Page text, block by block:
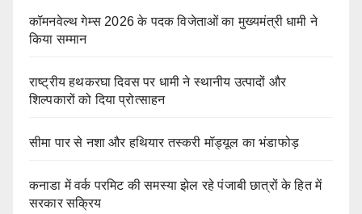
कॉमनवेल्थ गेम्स 2026 के पदक विजेताओं का मुख्यमंत्री धामी ने
किया सम्मान
राष्ट्रीय हथकरघा दिवस पर धामी ने स्थानीय उत्पादों और
शिल्पकारों को दिया प्रोत्साहन
सीमा पार से नशा और हथियार तस्करी मॉड्यूल का भंडाफोड़
कनाडा में वर्क परमिट की समस्या झेल रहे पंजाबी छात्रों के हित में
सरकार सक्रिय